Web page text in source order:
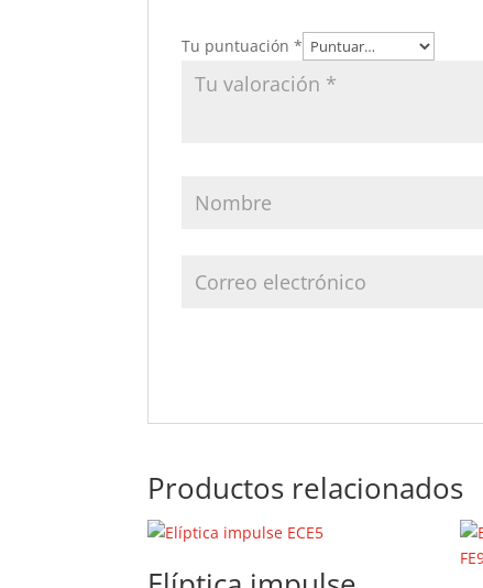
Tu puntuación*
Productos relacionados